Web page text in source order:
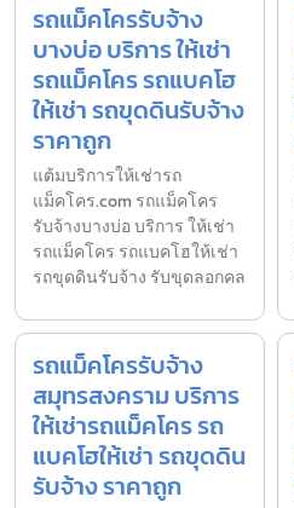
รถแม็คโครรับจ้าง
บางบ่อ บริการ ให้เช่า
รถแม็คโคร รถแบคโฮ
ให้เช่า รถขุดดินรับจ้าง
ราคาถูก
แต้มบริการให้เช่ารถ
แม็คโคร.com รถแม็คโคร
รับจ้างบางบ่อ บริการ ให้เช่า
รถแม็คโคร รถแบคโฮให้เช่า
รถขุดดินรับจ้าง รับขุดลอกคล
รถแม็คโครรับจ้าง
สมุทรสงคราม บริการ
ให้เช่ารถแม็คโคร รถ
แบคโฮให้เช่า รถขุดดิน
รับจ้าง ราคาถูก